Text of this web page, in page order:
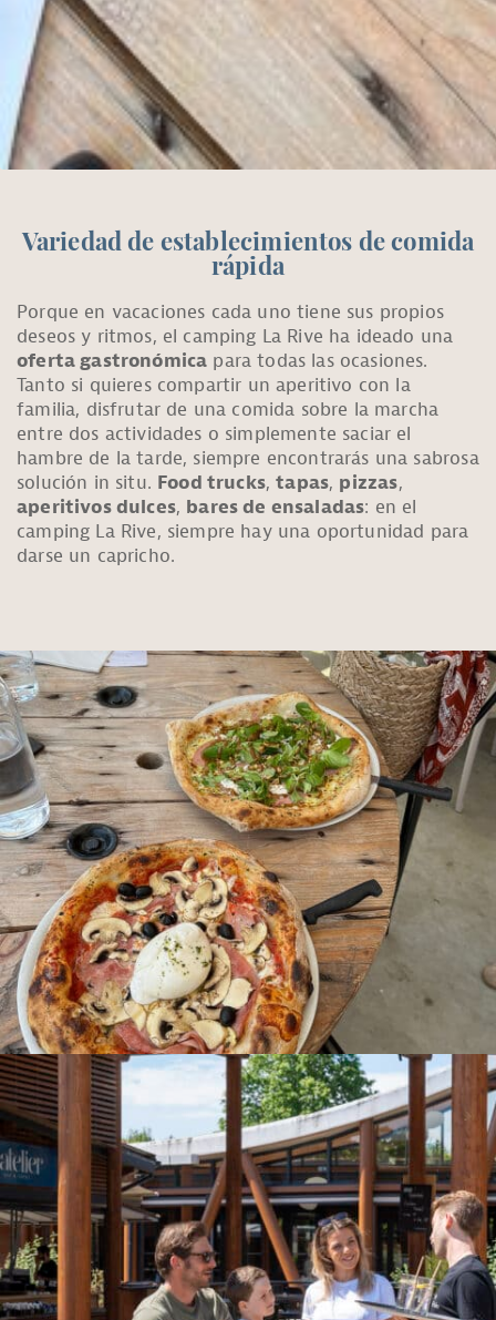
Variedad de establecimientos de comida
rápida
Porque en vacaciones cada uno tiene sus propios
deseos y ritmos, el camping La Rive ha ideado una
oferta gastronómica para todas las ocasiones.
Tanto si quieres compartir un aperitivo con la
familia, disfrutar de una comida sobre la marcha
entre dos actividades o simplemente saciar el
hambre de la tarde, siempre encontrarás una sabrosa
solución in situ. Food trucks,tapas, pizzas,
aperitivos dulces, bares de ensaladas: en el
camping La Rive, siempre hay una oportunidad para
darse un capricho.